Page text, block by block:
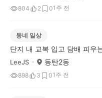
804 2 01주 전
동네 일상
LeeJS 동탄2동
898 3 01주 전